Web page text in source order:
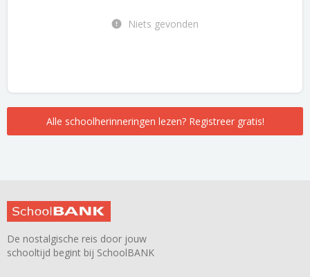
Niets gevonden
Alle schoolherinneringen lezen? Registreer gratis!
De nostalgische reis door jouw
schooltijd begint bij SchoolBANK